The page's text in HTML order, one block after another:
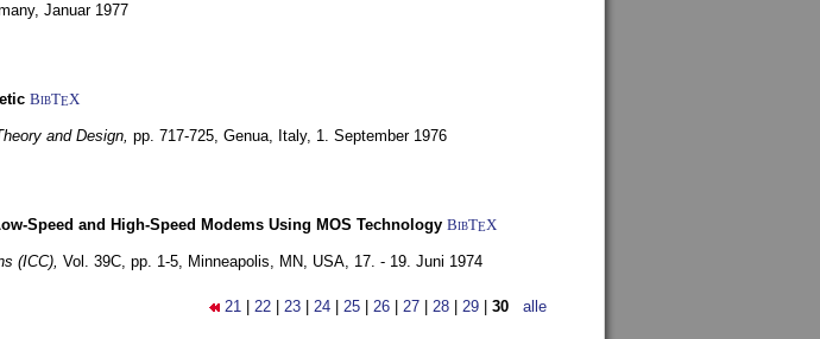
Januar 1977
BibTEX
and Design, pp. 717-725, Genua, Italy, 1. September 1976
Speed and High-Speed Modems Using MOS Technology BibTEX
(ICC), Vol. 39C, pp. 1-5, Minneapolis, MN, USA, 17. - 19. Juni 1974
21 22 23 24 25 26 27 28 29 30 alle